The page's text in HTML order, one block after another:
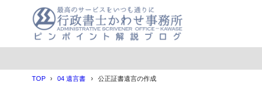
TOP 04 遺言書 公正証書遺言の作成